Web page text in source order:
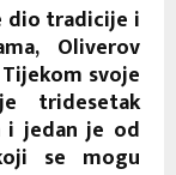
dio tradicije i
Oliverov
Tijekom svoje
tridesetak
i jedan je od
se mogu